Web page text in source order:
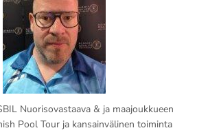
Nuorisovastaava & ja maajoukkueen
Pool Tour ja kansainvälinen toiminta